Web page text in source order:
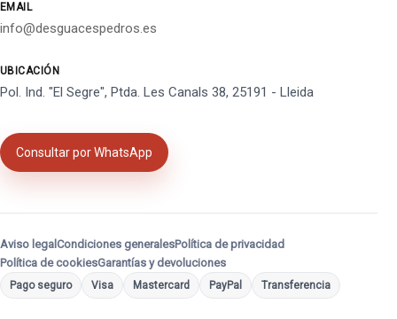
EMAIL
info@desguacespedros.es
UBICACIÓN
Pol. Ind. "El Segre", Ptda. Les Canals 38, 25191 - Lleida
Consultar por WhatsApp
Aviso legal Condiciones generalesPolítica de privacidad
Política de cookiesGarantías y devoluciones
Pago seguro Visa Mastercard PayPal Transferencia